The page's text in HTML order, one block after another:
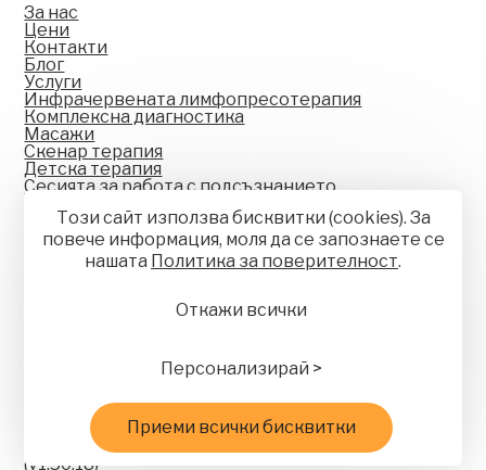
За нас
Цени
Контакти
Блог
Услуги
Инфрачервената лимфопресотерапия
Комплексна диагностика
Масажи
Скенар терапия
Детска терапия
Сесията за работа с подсъзнанието
и лечение на психосоматични
заболявания
Варна , комплекс Бела Вита
info@centre-nova.com
© 2025—2026 Център Нова
Управление на бисквитките
Карта на сайта
Изработка на сайт върху
Creativiso® Xpress™
(v1.50.18)
Този сайт използва бисквитки (cookies). За
повече информация, моля да се запознаете се
нашaтa Политика за поверителност.
Откажи всички
Персонализирай >
Приеми всички бисквитки